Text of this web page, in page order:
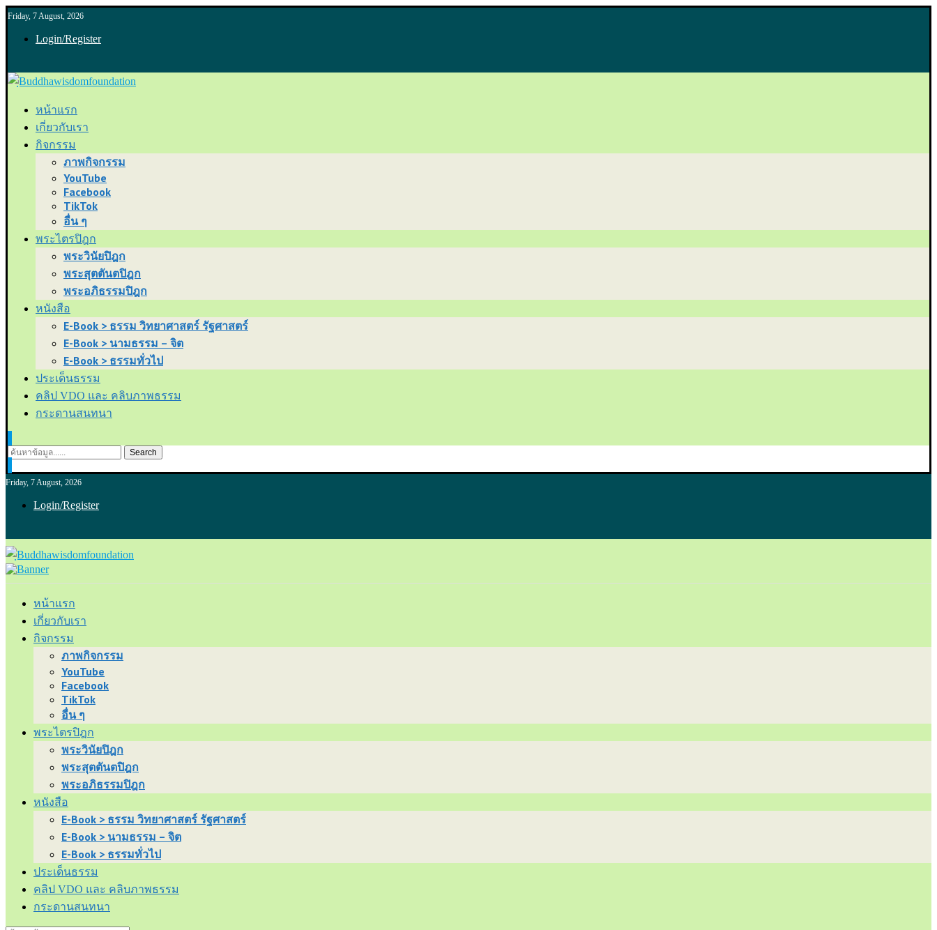
Friday, 7 August, 2026
Login/Register
หน้าแรก
เกี่ยวกับเรา
กิจกรรม
ภาพกิจกรรม
YouTube
Facebook
TikTok
อื่น ๆ
พระไตรปิฎก
พระวินัยปิฎก
พระสุตตันตปิฎก
พระอภิธรรมปิฎก
หนังสือ
E-Book > ธรรม วิทยาศาสตร์ รัฐศาสตร์
E-Book > นามธรรม – จิต
E-Book > ธรรมทั่วไป
ประเด็นธรรม
คลิป VDO และ คลิบภาพธรรม
กระดานสนทนา
Search
Friday, 7 August, 2026
Login/Register
หน้าแรก
เกี่ยวกับเรา
กิจกรรม
ภาพกิจกรรม
YouTube
Facebook
TikTok
อื่น ๆ
พระไตรปิฎก
พระวินัยปิฎก
พระสุตตันตปิฎก
พระอภิธรรมปิฎก
หนังสือ
E-Book > ธรรม วิทยาศาสตร์ รัฐศาสตร์
E-Book > นามธรรม – จิต
E-Book > ธรรมทั่วไป
ประเด็นธรรม
คลิป VDO และ คลิบภาพธรรม
กระดานสนทนา